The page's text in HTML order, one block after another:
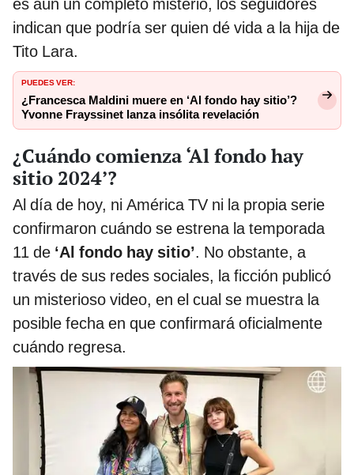
indican que podría ser quien dé vida a la hija de
Tito Lara.
PUEDES VER:
¿Francesca Maldini muere en ‘Al fondo hay sitio’?
Yvonne Frayssinet lanza insólita revelación
¿Cuándo comienza ‘Al fondo hay
sitio 2024’?
Al día de hoy, ni América TV ni la propia serie
confirmaron cuándo se estrena la temporada
11 de ‘Al fondo hay sitio’. No obstante, a
través de sus redes sociales, la ficción publicó
un misterioso video, en el cual se muestra la
posible fecha en que confirmará oficialmente
cuándo regresa.